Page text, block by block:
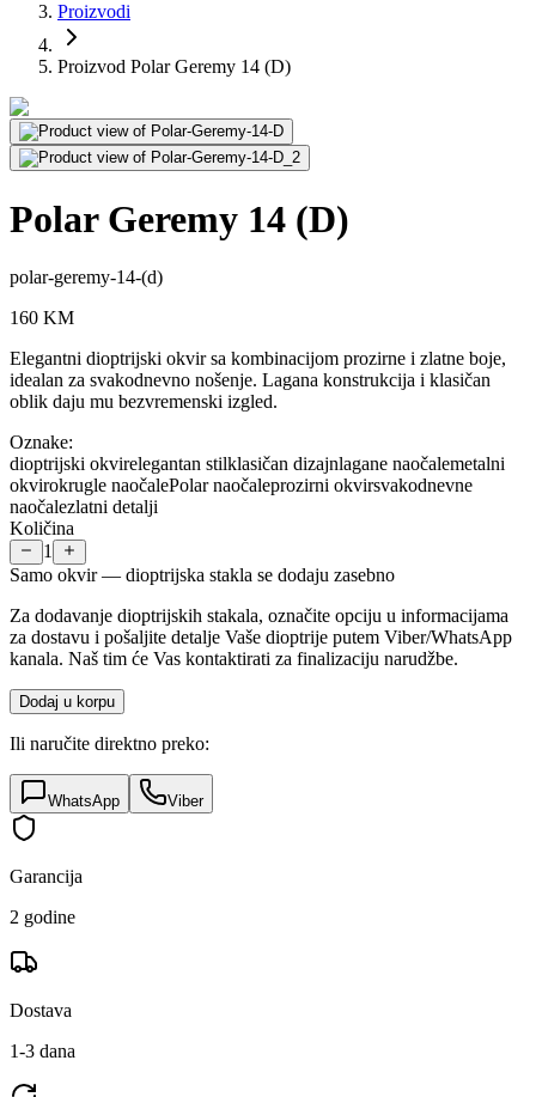
Proizvodi
Proizvod Polar Geremy 14 (D)
Polar Geremy 14 (D)
polar-geremy-14-(d)
160 KM
Elegantni dioptrijski okvir sa kombinacijom prozirne i zlatne boje,
idealan za svakodnevno nošenje. Lagana konstrukcija i klasičan
oblik daju mu bezvremenski izgled.
Oznake:
dioptrijski okvirelegantan stilklasičan dizajnlagane naočalemetalni
okvirokrugle naočalePolar naočaleprozirni okvirsvakodnevne
naočalezlatni detalji
Količina
1
Samo okvir — dioptrijska stakla se dodaju zasebno
Za dodavanje dioptrijskih stakala, označite opciju u informacijama
za dostavu i pošaljite detalje Vaše dioptrije putem Viber/WhatsApp
kanala. Naš tim će Vas kontaktirati za finalizaciju narudžbe.
Dodaj u korpu
Ili naručite direktno preko:
WhatsApp Viber
Garancija
2 godine
Dostava
1-3 dana